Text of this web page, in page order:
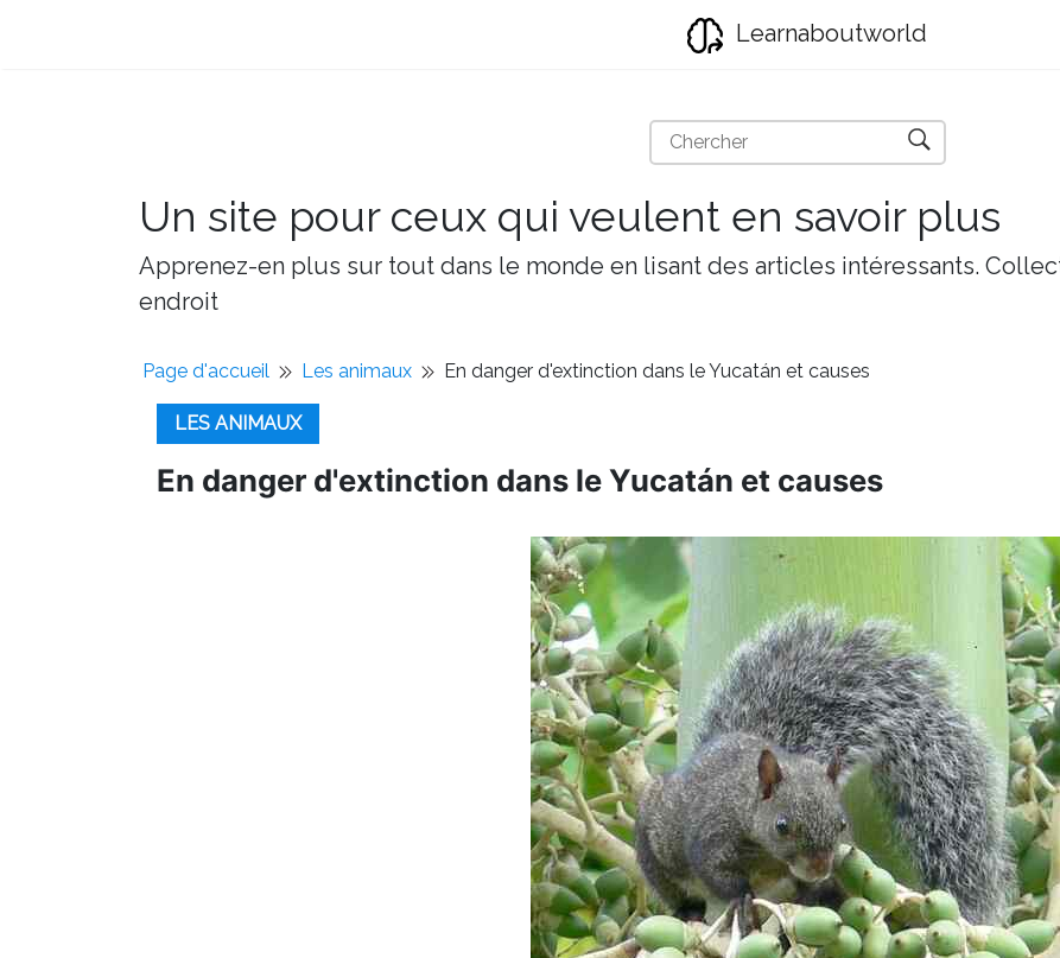
Learnaboutworld
Un site pour ceux qui veulent en savoir plus
Apprenez-en plus sur tout dans le monde en lisant des articles intéressants.
endroit
Page d'accueil Les animaux En danger d'extinction dans le Yucatán et causes
LES ANIMAUX
En danger d'extinction dans le Yucatán et causes